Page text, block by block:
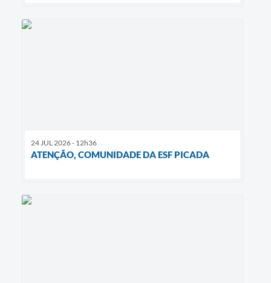
24 JUL 2026 - 12h36
ATENÇÃO, COMUNIDADE DA ESF PICADA